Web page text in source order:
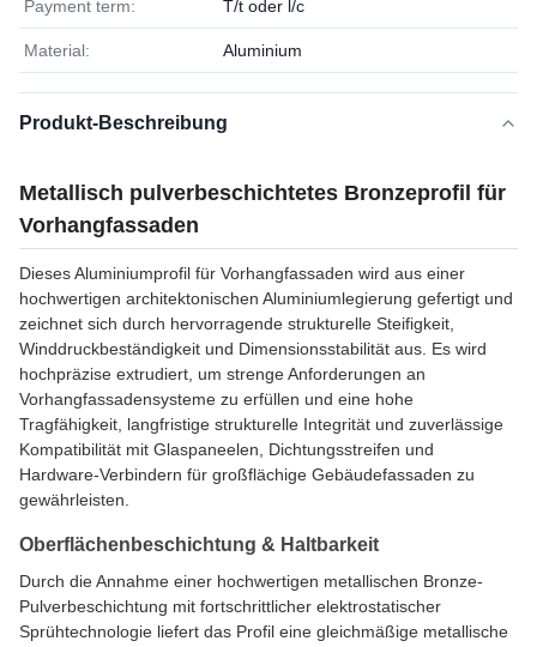
Payment term: T/t oder l/c
Material: Aluminium
Produkt-Beschreibung
Metallisch pulverbeschichtetes Bronzeprofil für
Vorhangfassaden
Dieses Aluminiumprofil für Vorhangfassaden wird aus einer
hochwertigen architektonischen Aluminiumlegierung gefertigt und
zeichnet sich durch hervorragende strukturelle Steifigkeit,
Winddruckbeständigkeit und Dimensionsstabilität aus. Es wird
hochpräzise extrudiert, um strenge Anforderungen an
Vorhangfassadensysteme zu erfüllen und eine hohe
Tragfähigkeit, langfristige strukturelle Integrität und zuverlässige
Kompatibilität mit Glaspaneelen, Dichtungsstreifen und
Hardware-Verbindern für großflächige Gebäudefassaden zu
gewährleisten.
Oberflächenbeschichtung & Haltbarkeit
Durch die Annahme einer hochwertigen metallischen Bronze-
Pulverbeschichtung mit fortschrittlicher elektrostatischer
Sprühtechnologie liefert das Profil eine gleichmäßige metallische